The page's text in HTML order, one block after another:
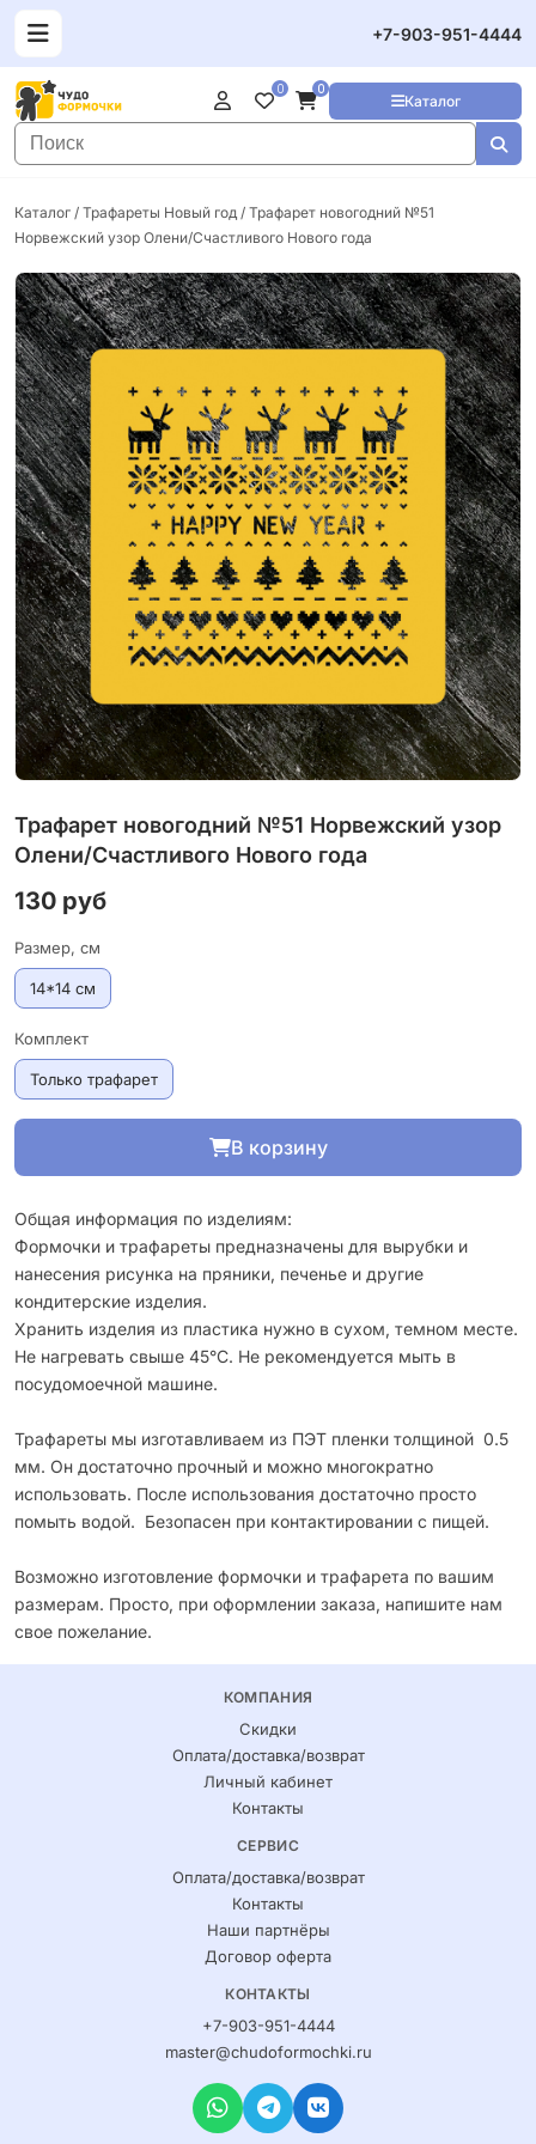
+7-903-951-4444
Каталог
0 0
Каталог / Трафареты Новый год / Трафарет новогодний №51
Норвежский узор Олени/Счастливого Нового года
Трафарет новогодний №51 Норвежский узор
Олени/Счастливого Нового года
130 руб
Размер, см
14*14 см
Комплект
Только трафарет
В корзину
Общая информация по изделиям:
Формочки и трафареты предназначены для вырубки и
нанесения рисунка на пряники, печенье и другие
кондитерские изделия.
Хранить изделия из пластика нужно в сухом, темном месте.
Не нагревать свыше 45°С. Не рекомендуется мыть в
посудомоечной машине.
Трафареты мы изготавливаем из ПЭТ пленки толщиной 0.5
мм. Он достаточно прочный и можно многократно
использовать. После использования достаточно просто
помыть водой. Безопасен при контактировании с пищей.
Возможно изготовление формочки и трафарета по вашим
размерам. Просто, при оформлении заказа, напишите нам
свое пожелание.
КОМПАНИЯ
Скидки
Оплата/доставка/возврат
Личный кабинет
Контакты
СЕРВИС
Оплата/доставка/возврат
Контакты
Наши партнёры
Договор оферта
КОНТАКТЫ
+7-903-951-4444
master@chudoformochki.ru